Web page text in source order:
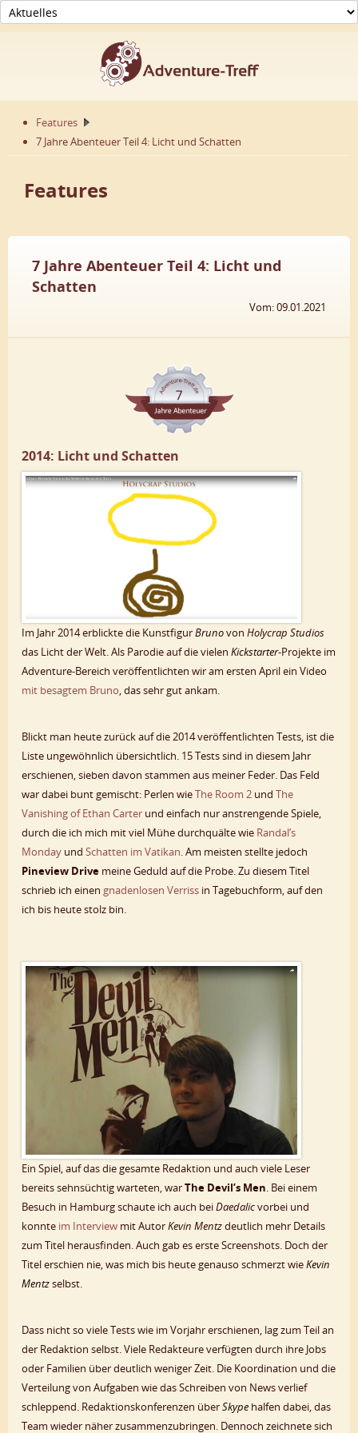
Features
7 Jahre Abenteuer Teil 4: Licht und Schatten
Features
7 Jahre Abenteuer Teil 4: Licht und
Schatten
Vom: 09.01.2021
2014: Licht und Schatten
Im Jahr 2014 erblickte die KunstfigurBrunovonHolycrap Studios
das Licht der Welt. Als Parodie auf die vielenKickstarter-Projekte im
Adventure-Bereich veröffentlichten wir am ersten April ein Video
mit besagtem Bruno, das sehr gut ankam.
Blickt man heute zurück auf die 2014 veröffentlichten Tests, ist die
Liste ungewöhnlich übersichtlich. 15 Tests sind in diesem Jahr
erschienen, sieben davon stammen aus meiner Feder. Das Feld
war dabei bunt gemischt: Perlen wieThe Room 2 undThe
Vanishing of Ethan Carter und einfach nur anstrengende Spiele,
durch die ich mich mit viel Mühe durchquälte wie Randal’s
Monday undSchatten im Vatikan. Am meisten stellte jedoch
Pineview Drive meine Geduld auf die Probe. Zu diesem Titel
schrieb ich einen gnadenlosen Verriss in Tagebuchform, auf den
ich bis heute stolz bin.
Ein Spiel, auf das die gesamte Redaktion und auch viele Leser
bereits sehnsüchtig warteten, warThe Devil’s Men. Bei einem
Besuch in Hamburg schaute ich auch beiDaedalicvorbei und
konnte im Interview mit AutorKevin Mentzdeutlich mehr Details
zum Titel herausfinden. Auch gab es erste Screenshots. Doch der
Titel erschien nie, was mich bis heute genauso schmerzt wieKevin
Mentzselbst.
Dass nicht so viele Tests wie im Vorjahr erschienen, lag zum Teil an
der Redaktion selbst. Viele Redakteure verfügten durch ihre Jobs
oder Familien über deutlich weniger Zeit. Die Koordination und die
Verteilung von Aufgaben wie das Schreiben von News verlief
schleppend. Redaktionskonferenzen überSkype halfen dabei, das
Team wieder näher zusammenzubringen. Dennoch zeichnete sich